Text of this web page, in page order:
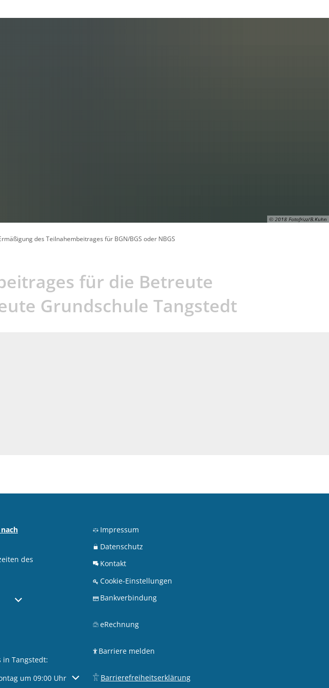
Wissenswert Leben und Wohnen Suche
© 2018 Fotofrizz/B.Kuhn
des Teilnahembeitrages für BGN/BGS oder NBGS
für die Betreute
Grundschule Tangstedt
des
Schließzeiten auszublenden
Von 08:00 bis 12:00 Uhr
in Tangstedt:
Schließzeiten auszublenden
um 09:00 Uhr
Impressum
Datenschutz
Kontakt
Cookie-Einstellungen
Bankverbindung
eRechnung
Barriere melden
Barrierefreiheitserklärung